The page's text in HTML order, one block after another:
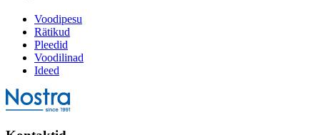
Voodipesu
Rätikud
Pleedid
Voodilinad
Ideed